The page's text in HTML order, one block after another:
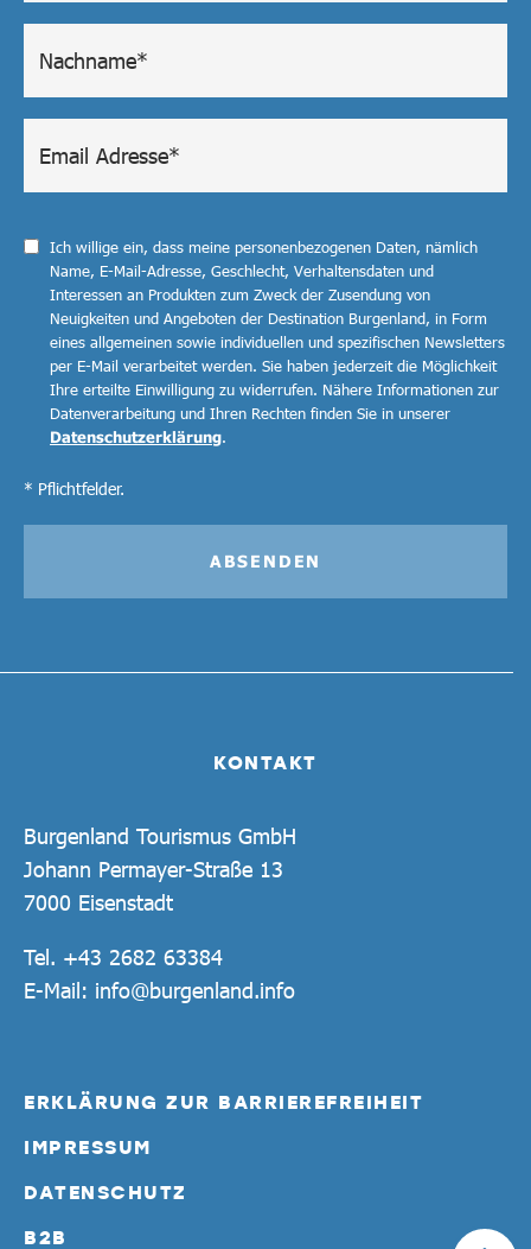
KONTAKT
Burgenland Tourismus GmbH
Johann Permayer-Straße 13
7000 Eisenstadt
Tel. +43 2682 63384
E-Mail: info@burgenland.info
ERKLÄRUNG ZUR BARRIEREFREIHEIT
IMPRESSUM
DATENSCHUTZ
B2B
Ich willige ein, dass meine personenbezogenen Daten, nämlich
Name, E-Mail-Adresse, Geschlecht, Verhaltensdaten und
Interessen an Produkten zum Zweck der Zusendung von
Neuigkeiten und Angeboten der Destination Burgenland, in Form
eines allgemeinen sowie individuellen und spezifischen Newsletters
per E-Mail verarbeitet werden. Sie haben jederzeit die Möglichkeit
Ihre erteilte Einwilligung zu widerrufen. Nähere Informationen zur
Datenverarbeitung und Ihren Rechten finden Sie in unserer
Datenschutzerklärung.
* Pflichtfelder.
ABSENDEN